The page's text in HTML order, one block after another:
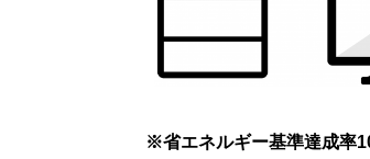
※省エネルギー基準達成率